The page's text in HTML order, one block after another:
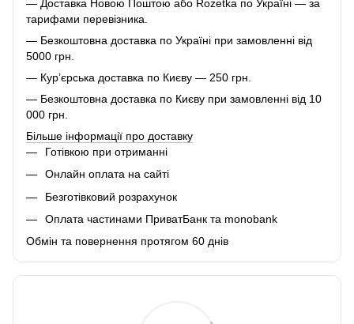
— Доставка Новою Поштою або Rozetka по Україні — за
тарифами перевізника.
— Безкоштовна доставка по Україні при замовленні від
5000 грн.
— Кур’єрська доставка по Києву — 250 грн.
— Безкоштовна доставка по Києву при замовленні від 10
000 грн.
Більше інформації про доставку
Готівкою при отриманні
Онлайн оплата на сайті
Безготівковий розрахунок
Оплата частинами ПриватБанк та monobank
Обмін та повернення протягом 60 днів